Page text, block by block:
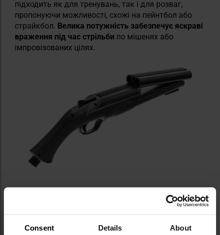
Consent Details About
підходить як для тренувань, так і для розваг,
пропонуючи можливості, схожі на пейнтбол або
страйкбол. Велика потужність забезпечує яскраві
враження під час стрільби по мішенях або
імпровізованих цілях.